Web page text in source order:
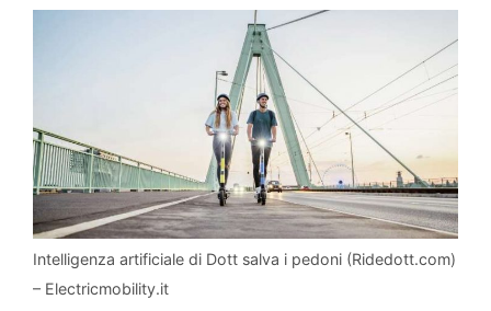
Intelligenza artificiale di Dott salva i pedoni (Ridedott.com)
– Electricmobility.it